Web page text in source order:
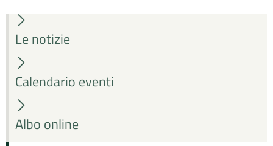
Le notizie
Calendario eventi
Albo online